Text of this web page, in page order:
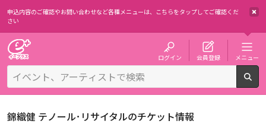
申込内容のご確認やお問い合わせなど各種メニューは、 こちらをタップしてご確認くだ
さい
ログイン 会員登録 メニュー
錦織健 テノール･リサイタルのチケット情報